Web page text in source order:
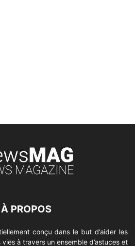
À PROPOS
conçu dans le but d’aider les
à travers un ensemble d’astuces et